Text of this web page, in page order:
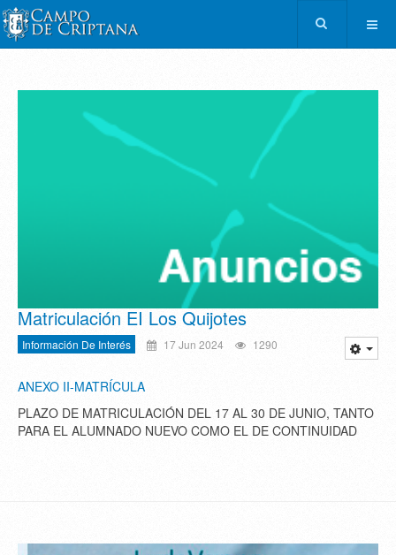
Matriculación EI Los Quijotes
Información De Interés 17 Jun 2024 1290
ANEXO II-MATRÍCULA
PLAZO DE MATRICULACIÓN DEL 17 AL 30 DE JUNIO, TANTO
PARA EL ALUMNADO NUEVO COMO EL DE CONTINUIDAD